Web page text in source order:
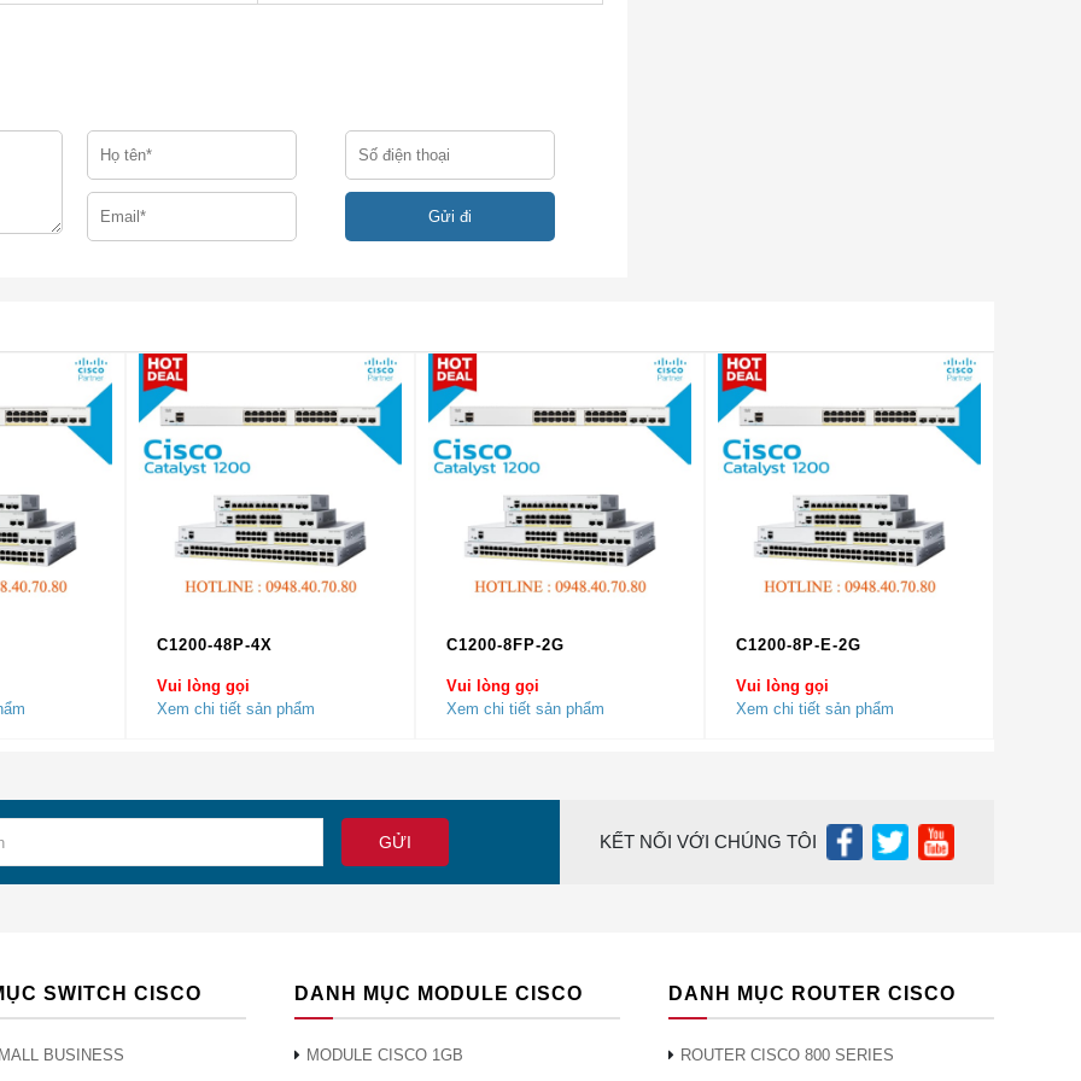
50
500
550 (1,804 ft)
–
10,000 (32,821 ft)
– 40,000 (131,234 ft)
–
Approximately 70 km
–** –
40,000 (131,234 ft)
–
40,000 (131,234 ft)
–** –
40,000 (131,234 ft)
–
80,000 (262,467 ft)
–**
10,000 (32,821 ft)
Tại Hà Nội và TP Hồ Chí Minh ( Sài Gòn )
Module Cisco chính hãnghàng đầu tại Việt Nam. Ngoài ra,
C1200-48P-4X
Vui lòng gọi
Xem chi tiết sản phẩm
C1200-8FP-2G
Vui lòng gọi
Xem chi tiết sản phẩm
C1200-8P-E-2G
Vui lòng gọi
Xem chi tiết sản phẩm
KẾT NỐI VỚI CHÚNG TÔI
SWITCH CISCO
BUSINESS
DANH MỤC MODULE CISCO
MODULE CISCO 1GB
DANH MỤC ROUTER CISCO
ROUTER CISCO 800 SERIES